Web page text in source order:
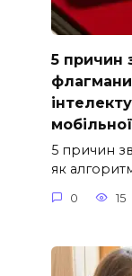
5 причин
5 причин
як
0 15